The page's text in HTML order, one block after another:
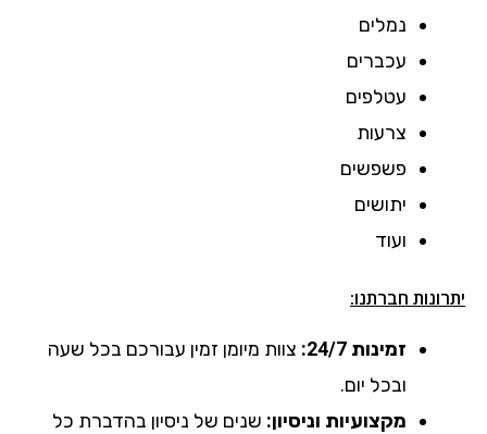
נמלים
עכברים
עטלפים
צרעות
פשפשים
יתושים
ועוד
יתרונות חברתנו:
זמינות 24/7:
צוות מיומן זמין עבורכם בכל שעה
ובכל יום.
מקצועיות וניסיון: שנים של ניסיון בהדברת כל